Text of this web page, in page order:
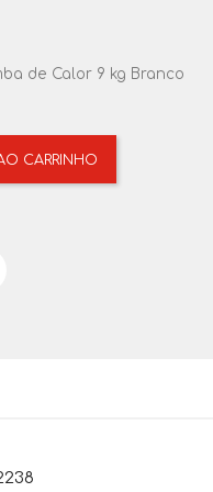
de Calor 9 kg Branco
CARRINHO